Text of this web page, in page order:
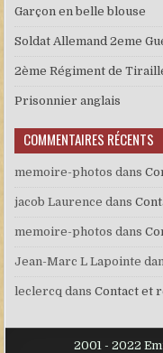
Garçon en belle blouse
Soldat Allemand 2eme
2ème Régiment de
Prisonnier anglais
COMMENTAIRES RÉCENTS
memoire-photos dans
jacob Laurence dans
memoire-photos dans
Jean-Marc L Lapointe
leclercq dansContact et
2001 - 2022